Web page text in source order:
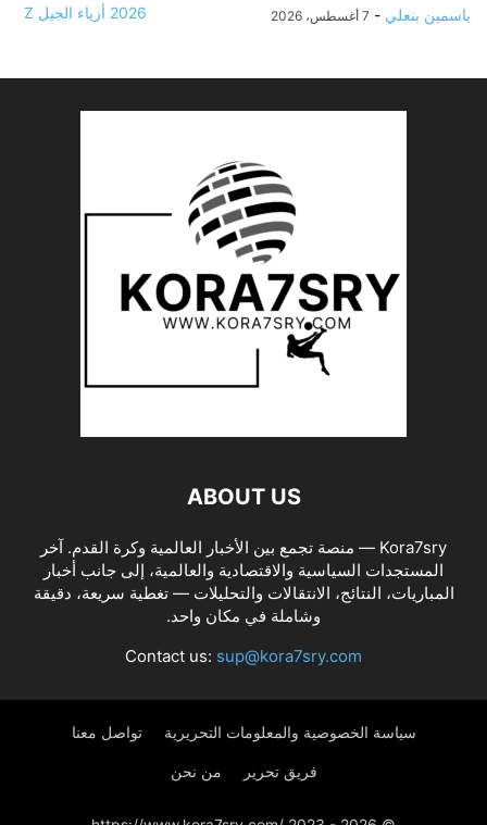
ياسمين بنعلي - 7 أغسطس، 2026
ABOUT US
Kora7sry — منصة تجمع بين الأخبار العالمية وكرة القدم. آخر
المستجدات السياسية والاقتصادية والعالمية، إلى جانب أخبار
المباريات، النتائج، الانتقالات والتحليلات — تغطية سريعة، دقيقة
وشاملة في مكان واحد.
Contact us: sup@kora7sry.com
سياسة الخصوصية والمعلومات التحريرية تواصل معنا
فريق تحرير من نحن